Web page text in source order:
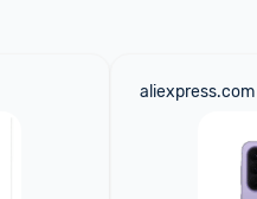
aliexpress.com